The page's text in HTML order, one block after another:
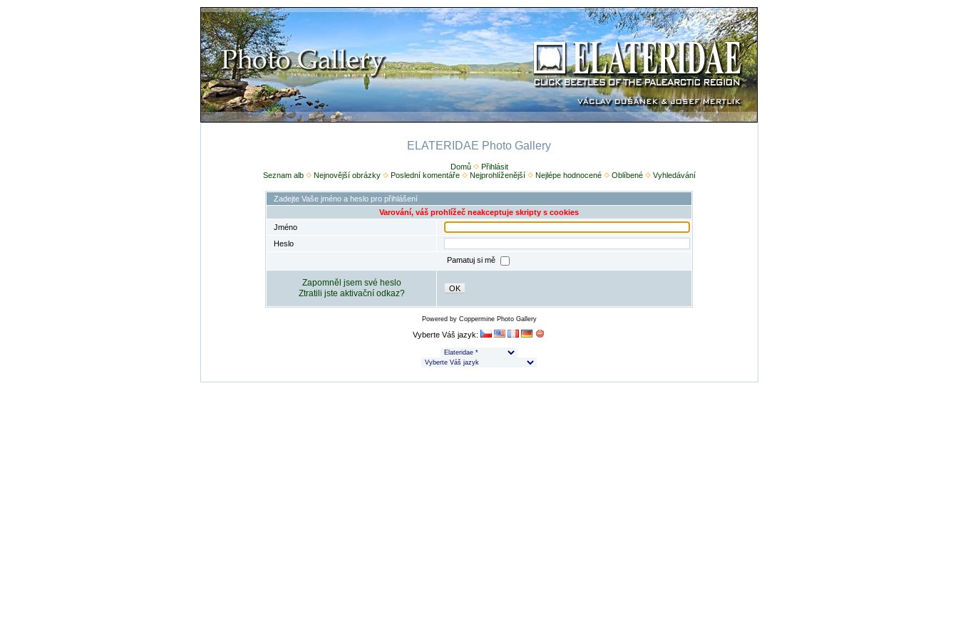
ELATERIDAE Photo Gallery
Domů
Přihlásit
Seznam alb
Nejnovější obrázky Poslední komentáře Nejprohlíženější Nejlépe hodnocené Oblíbené Vyhledávání
Zadejte Vaše jméno a heslo pro přihlášení
Varování, váš prohlížeč neakceptuje skripty s cookies
Jméno
Heslo
Pamatuj si mě
Zapomněl jsem své heslo
Ztratili jste aktivační odkaz?
OK
Powered by Coppermine Photo Gallery
Vyberte Váš jazyk: